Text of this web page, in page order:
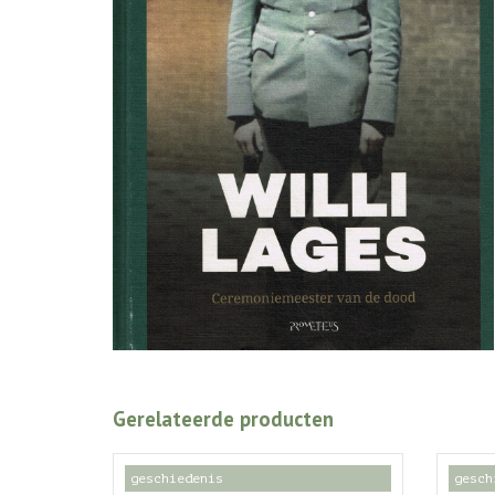
Gerelateerde producten
geschiedenis